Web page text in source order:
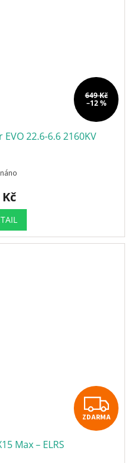
649 Kč
–12 %
22.6-6.6 2160KV
Z
D
ZDARMA
Max – ELRS